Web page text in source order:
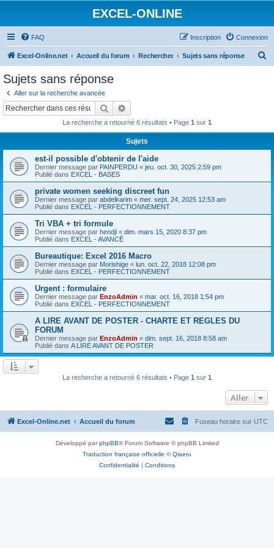
EXCEL-ONLINE
FAQ Connexion
Inscription
Excel-Online.net Accueil du forum Rechercher Sujets sans réponse
Sujets sans réponse
Aller sur la recherche avancée
Rechercher
La recherche a retourné 6 résultats • Page 1 sur 1
Sujets
est-il possible d'obtenir de l'aide
Dernier message par PAINPERDU « jeu. oct. 30, 2025 2:59 pm
Publié dans EXCEL - BASES
private women seeking discreet fun
Dernier message par abdelkarim « mer. sept. 24, 2025 12:53 am
Publié dans EXCEL - PERFECTIONNEMENT
Tri VBA + tri formule
Dernier message par hendji « dim. mars 15, 2020 8:37 pm
Publié dans EXCEL - AVANCÉ
Bureautique: Excel 2016 Macro
Dernier message par Morishige « lun. oct. 22, 2018 12:08 pm
Publié dans EXCEL - PERFECTIONNEMENT
Urgent : formulaire
Dernier message par EnzoAdmin « mar. oct. 16, 2018 1:54 pm
Publié dans EXCEL - PERFECTIONNEMENT
A LIRE AVANT DE POSTER - CHARTE ET REGLES DU
FORUM
Dernier message par EnzoAdmin « dim. sept. 16, 2018 8:58 am
Publié dans A LIRE AVANT DE POSTER
La recherche a retourné 6 résultats • Page 1 sur 1
Aller
Excel-Online.net Accueil du forum Fuseau horaire sur UTC
Développé parphpBB® Forum Software © phpBB Limited
Traduction française officielle ©Qiaeru
Confidentialité | Conditions